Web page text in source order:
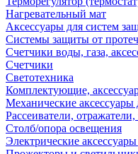
Нагревательный мат
Аксессуары для систем
Системы защиты от
Счетчики воды, газа,
Счетчики
Светотехника
Комплектующие,
Механические аксессуары
Рассеиватели,
Столб/опора освещения
Электрические